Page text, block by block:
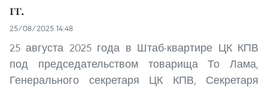
гг.
25/08/2025 14:48
25 августа 2025 года в Штаб-квартире ЦК КПВ
под председательством товарища То Лама,
Генерального секретаря ЦК КПВ, Секретаря